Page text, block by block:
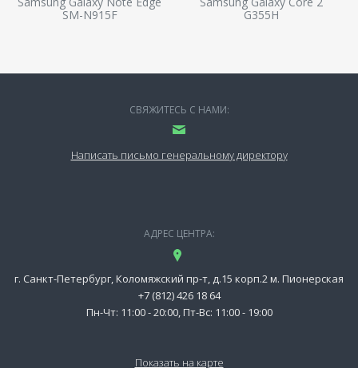
SM-N915F
G355H
СВЯЖИТЕСЬ С НАМИ:
Написать письмо генеральному директору
АДРЕС ЦЕНТРА:
г. Санкт-Петербург, Коломяжский пр-т, д.15 корп.2 м. Пионерская
+7 (812) 426 18 64
Пн-Чт: 11:00 - 20:00, Пт-Вс: 11:00 - 19:00
Показать на карте